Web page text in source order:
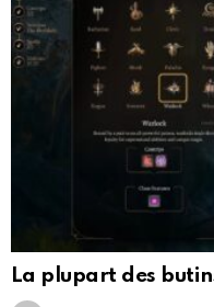
La plupart des